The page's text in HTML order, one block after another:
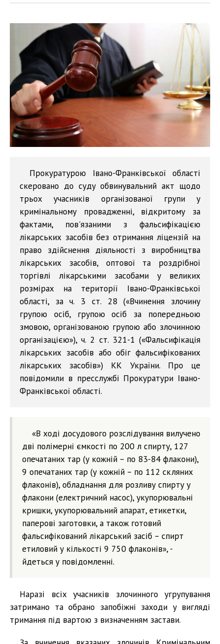
Прокуратурою Івано-Франківської області
скеровано до суду обвинувальний акт щодо
трьох учасників організованої групи у
кримінальному провадженні, відкритому за
фактами, пов'язаними з фальсифікацією
лікарських засобів без отримання ліцензій на
право здійснення діяльності з виробництва
лікарських засобів, оптової та роздрібної
торгівлі лікарськими засобами у великих
розмірах на території Івано-Франківської
області, за ч. 3 ст. 28 («Вчинення злочину
групою осіб, групою осіб за попередньою
змовою, організованою групою або злочинною
організацією»), ч. 2 ст. 321-1 («Фальсифікація
лікарських засобів або обіг фальсифікованих
лікарських засобів») КК України. Про це
повідомили в пресслужбі Прокуратури Івано-
Франківської області.
«В ході досудового розслідування вилучено
дві полімерні ємкості по 200 л спирту, 127
опечатаних тар (у кожній – по 83-84 флакони),
9 опечатаних тар (у кожній – по 112 скляних
флаконів), обладнання для розливу спирту у
флакони (електричний насос), укупорювальні
кришки, укупорювальний апарат, етикетки,
паперові заготовки, а також готовий
фальсифікований лікарський засіб – спирт
етиловий у кількості 9 750 флаконів», -
йдеться у повідомленні.
Наразі всіх учасників злочинного угрупування
затримано та обрано запобіжні заходи у вигляді
тримання під вартою з визначенням застави.